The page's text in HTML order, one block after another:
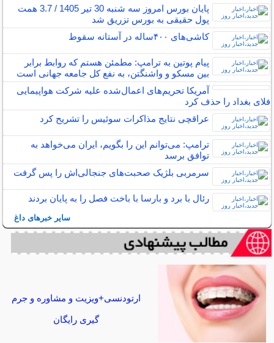
پایان بورس امروز سه شنبه 30 تیر 1405 / 3.7 همت
پول حقیقی به بورس تزریق شد
کاشی‌های ۴۰۰ساله در آستانه سقوط
پیام پوتین به ترامپ: مطمئن هستم که روابط برابر
بین مسکو و واشنگتن، به نفع کل جامعه جهانی است
آمریکا تحریم‌های اعمال‌شده علیه شرکت هواپیمایی
فلای بغداد را حذف کرد
عراقچی نتایج مذاکرات سوئیس را تشریح کرد
ترامپ: می‌توانم این را بگویم، ایران می‌خواهد به
توافق برسد
سرمربی بلژیک صحبت‌های جنجالی‌اش را پس گرفت
رئال با برد و بارسا با باخت فصل را به پایان بردند
سایر خبرهای داغ
ارتودنسی+ویزیت و مشاوره و جرم
گیری رایگان